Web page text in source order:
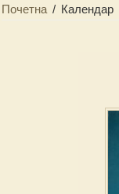
Почетна / Календар